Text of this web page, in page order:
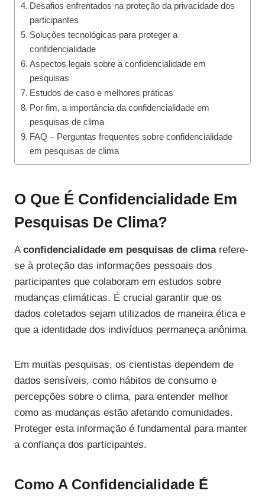
Desafios enfrentados na proteção da privacidade dos
participantes
Soluções tecnológicas para proteger a
confidencialidade
Aspectos legais sobre a confidencialidade em
pesquisas
Estudos de caso e melhores práticas
Por fim, a importância da confidencialidade em
pesquisas de clima
FAQ – Perguntas frequentes sobre confidencialidade
em pesquisas de clima
O Que É Confidencialidade Em
Pesquisas De Clima?
Aconfidencialidade em pesquisas de climarefere-
se à proteção das informações pessoais dos
participantes que colaboram em estudos sobre
mudanças climáticas. É crucial garantir que os
dados coletados sejam utilizados de maneira ética e
que a identidade dos indivíduos permaneça anônima.
Em muitas pesquisas, os cientistas dependem de
dados sensíveis, como hábitos de consumo e
percepções sobre o clima, para entender melhor
como as mudanças estão afetando comunidades.
Proteger esta informação é fundamental para manter
a confiança dos participantes.
Como A Confidencialidade É